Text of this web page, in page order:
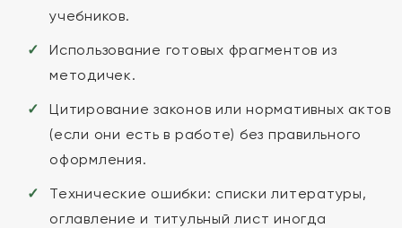
учебников.
Использование готовых фрагментов из
методичек.
Цитирование законов или нормативных актов
(если они есть в работе) без правильного
оформления.
Технические ошибки: списки литературы,
оглавление и титульный лист иногда